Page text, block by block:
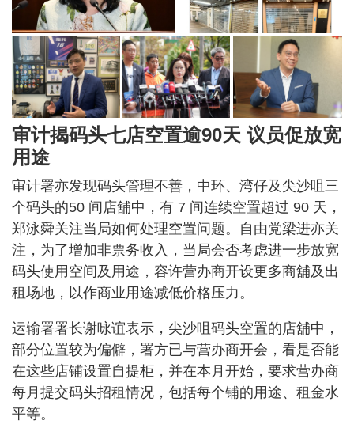
审计揭码头七店空置逾90天 议员促放宽
用途
审计署亦发现码头管理不善，中环、湾仔及尖沙咀三
个码头的50 间店舖中，有 7 间连续空置超过 90 天，
郑泳舜关注当局如何处理空置问题。自由党梁进亦关
注，为了增加非票务收入，当局会否考虑进一步放宽
码头使用空间及用途，容许营办商开设更多商舖及出
租场地，以作商业用途减低价格压力。
运输署署长谢咏谊表示，尖沙咀码头空置的店舖中，
部分位置较为偏僻，署方已与营办商开会，看是否能
在这些店铺设置自提柜，并在本月开始，要求营办商
每月提交码头招租情况，包括每个铺的用途、租金水
平等。